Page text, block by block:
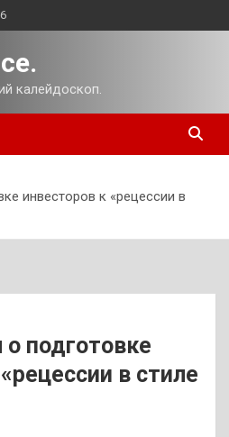
калейдоскоп.
инвесторов к «рецессии в
подготовке
в стиле